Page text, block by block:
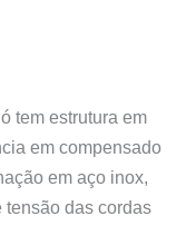
tem estrutura em
em compensado
em aço inox,
tensão das cordas